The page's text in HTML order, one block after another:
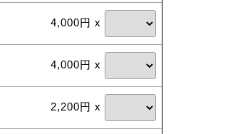
4,000円 x
4,000円 x
2,200円 x